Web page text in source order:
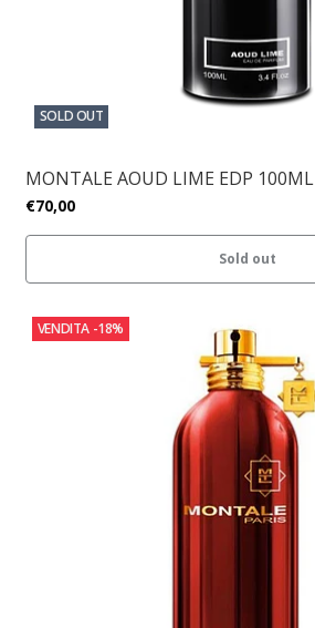
SOLD OUT
MONTALE AOUD LIME EDP 100ML
€70,00
Sold out
VENDITA -18%